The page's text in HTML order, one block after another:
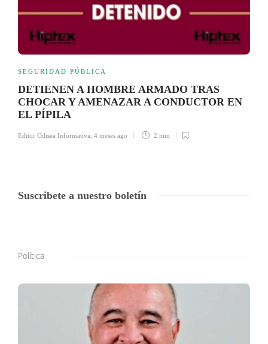
SEGURIDAD PÚBLICA
DETIENEN A HOMBRE ARMADO TRAS
CHOCAR Y AMENAZAR A CONDUCTOR EN
EL PÍPILA
Editor Odisea Informativa 4 meses ago 2 min
Suscribete a nuestro boletín
Política